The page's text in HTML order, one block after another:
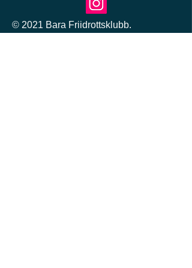
© 2021 Bara Friidrottsklubb.